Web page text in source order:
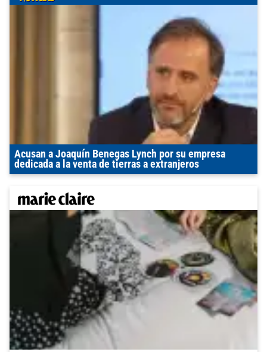
Acusan a Joaquín Benegas Lynch por su empresa
dedicada a la venta de tierras a extranjeros